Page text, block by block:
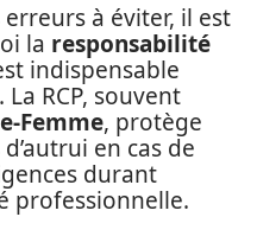
à éviter, il est
la responsabilité
indispensable
RCP, souvent
Femme, protège
en cas de
durant
professionnelle.